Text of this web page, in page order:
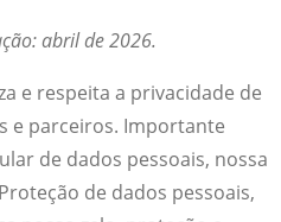
abril de 2026.
e respeita a privacidade de
e parceiros. Importante
de dados pessoais, nossa
de dados pessoais,